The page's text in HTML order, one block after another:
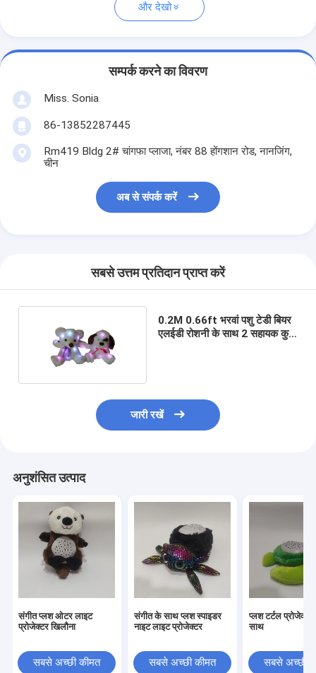
और देखो
सम्पर्क करने का विवरण
Miss. Sonia
86-13852287445
Rm419 Bldg 2# चांगफा प्लाजा, नंबर 88 होंगशान रोड, नानजिंग,
चीन
अब से संपर्क करें
सबसे उत्तम प्रतिदान प्राप्त करें
0.2M 0.66ft भरवां पशु टेडी बियर
एलईडी रोशनी के साथ 2 सहायक कुत्ता
जारी रखें
अनुशंसित उत्पाद
संगीत प्लश ओटर लाइट
प्रोजेक्टर खिलौना
सबसे अच्छी कीमत
संगीत के साथ प्लश स्पाइडर
नाइट लाइट प्रोजेक्टर
सबसे अच्छी कीमत
प्लश टर्टल
साथ
सबसे अच्छी